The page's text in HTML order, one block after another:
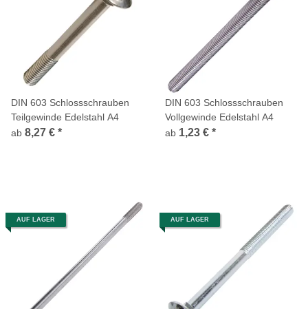
DIN 603 Schlossschrauben
Teilgewinde Edelstahl A4
ab 8,27 € *
DIN 603 Schlossschrauben
Vollgewinde Edelstahl A4
ab 1,23 € *
AUF LAGER AUF LAGER